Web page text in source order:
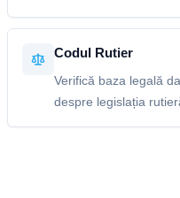
Codul Rutier
Verifică baza legală
despre legislația